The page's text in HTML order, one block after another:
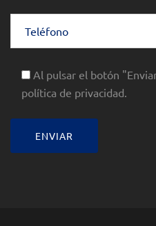
Al pulsar el botón
política de privacidad.